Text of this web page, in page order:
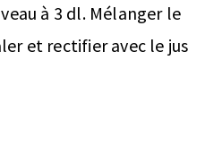
à 3 dl. Mélanger le
et rectifier avec le jus